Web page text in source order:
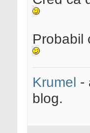
Probabil
Krumel -
blog.